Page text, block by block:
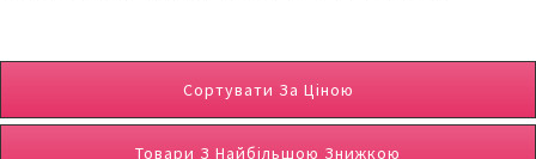
Сортувати За Ціною
Товари З Найбільшою Знижкою